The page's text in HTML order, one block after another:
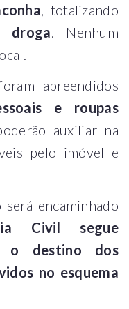
, totalizando
droga. Nenhum
apreendidos
e roupas
auxiliar na
pelo imóvel e
encaminhado
Civil segue
o destino dos
no esquema